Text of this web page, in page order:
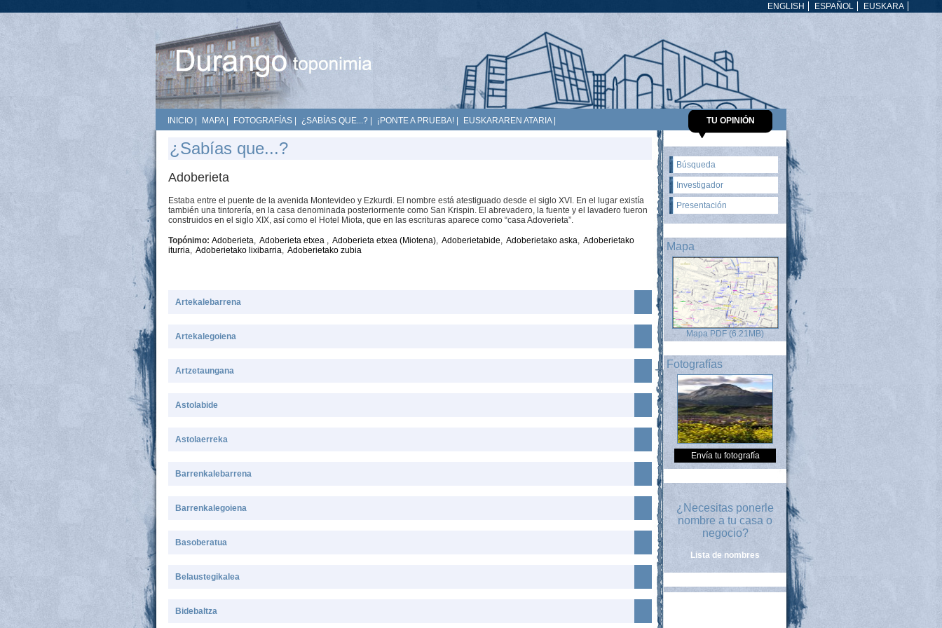
EUSKARA
ESPAÑOL
ENGLISH
INICIO MAPA| FOTOGRAFÍAS ¿SABÍAS QUE...? ¡PONTE A PRUEBA! EUSKARAREN ATARIA| TU OPINIÓN
¿Sabías que...?
Adoberieta
Estaba entre el puente de la avenida Montevideo y Ezkurdi. El nombre está atestiguado desde el siglo XVI. En el lugar existía
también una tintorería, en la casa denominada posteriormente como San Krispin. El abrevadero, la fuente y el lavadero fueron
construidos en el siglo XIX, así como el Hotel Miota, que en las escrituras aparece como “casa Adoverieta”.
Topónimo: Adoberieta, Adoberieta etxea , Adoberieta etxea (Miotena), Adoberietabide, Adoberietako aska, Adoberietako
iturria, Adoberietako lixibarria, Adoberietako zubia
Artekalebarrena
Artekalegoiena
Artzetaungana
Astolabide
Astolaerreka
Barrenkalebarrena
Barrenkalegoiena
Basoberatua
Belaustegikalea
Bidebaltza
Búsqueda
Investigador
Presentación
Mapa
Mapa PDF (6.21MB)
Fotografías
Envía tu fotografía
¿Necesitas ponerle
nombre a tu casa o
negocio?
Lista de nombres